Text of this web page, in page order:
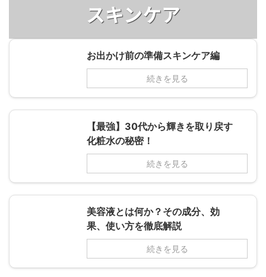
スキンケア
お出かけ前の準備スキンケア編
続きを見る
【最強】30代から輝きを取り戻す
化粧水の秘密！
続きを見る
美容液とは何か？その成分、効
果、使い方を徹底解説
続きを見る